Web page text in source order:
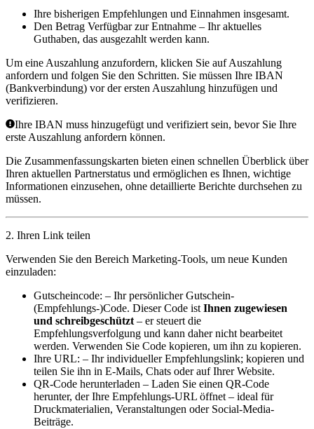
Ihre bisherigen Empfehlungen und Einnahmen insgesamt.
Den Betrag Verfügbar zur Entnahme – Ihr aktuelles
Guthaben, das ausgezahlt werden kann.
Um eine Auszahlung anzufordern, klicken Sie aufAuszahlung
anfordern und folgen Sie den Schritten. Sie müssen Ihre IBAN
(Bankverbindung) vor der ersten Auszahlung hinzufügen und
verifizieren.
Ihre IBAN muss hinzugefügt und verifiziert sein, bevor Sie Ihre
erste Auszahlung anfordern können.
Die Zusammenfassungskarten bieten einen schnellen Überblick über
Ihren aktuellen Partnerstatus und ermöglichen es Ihnen, wichtige
Informationen einzusehen, ohne detaillierte Berichte durchsehen zu
müssen.
2. Ihren Link teilen
Verwenden Sie den Bereich Marketing-Tools, um neue Kunden
einzuladen:
Gutscheincode: – Ihr persönlicher Gutschein-
(Empfehlungs-)Code. Dieser Code ist Ihnen zugewiesen
und schreibgeschützt – er steuert die
Empfehlungsverfolgung und kann daher nicht bearbeitet
werden. Verwenden Sie Code kopieren, um ihn zu kopieren.
Ihre URL: – Ihr individueller Empfehlungslink; kopieren und
teilen Sie ihn in E-Mails, Chats oder auf Ihrer Website.
QR-Code herunterladen – Laden Sie einen QR-Code
herunter, der Ihre Empfehlungs-URL öffnet – ideal für
Druckmaterialien, Veranstaltungen oder Social-Media-
Beiträge.